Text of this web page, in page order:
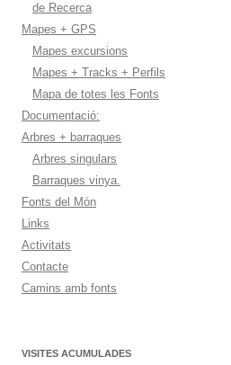
de Recerca
Mapes + GPS
Mapes excursions
Mapes + Tracks + Perfils
Mapa de totes les Fonts
Documentació:
Arbres + barraques
Arbres singulars
Barraques vinya.
Fonts del Món
Links
Activitats
Contacte
Camins amb fonts
VISITES ACUMULADES